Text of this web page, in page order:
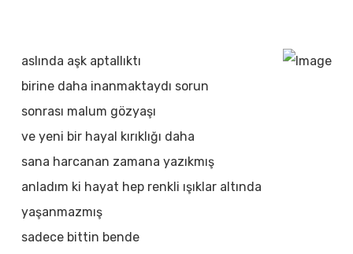
aslında aşk aptallıktı
birine daha inanmaktaydı sorun
sonrası malum gözyaşı
ve yeni bir hayal kırıklığı daha
sana harcanan zamana yazıkmış
anladım ki hayat hep renkli ışıklar altında
yaşanmazmış
sadece bittin bende